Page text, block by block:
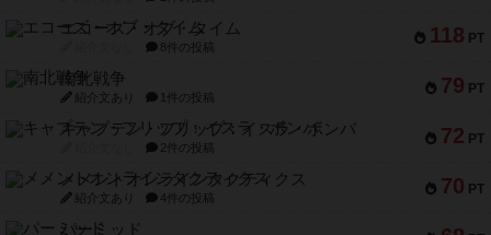
118 PT
エコーズ・オブ・タイム
8件の投稿
79 PT
南北戦争
紹介文あり 1件の投稿
72 PT
キャプテン・フリップ：イスラ・ボンバ
2件の投稿
70 PT
メメントオンラインタクティクス
紹介文あり 4件の投稿
パーミッド